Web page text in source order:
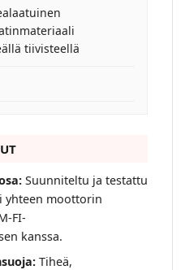
tiivisteellä
Suunniteltu ja testattu
yhteen moottorin
FI-
kanssa.
Tiheä,